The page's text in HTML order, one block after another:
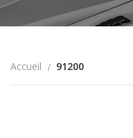
Accueil 91200